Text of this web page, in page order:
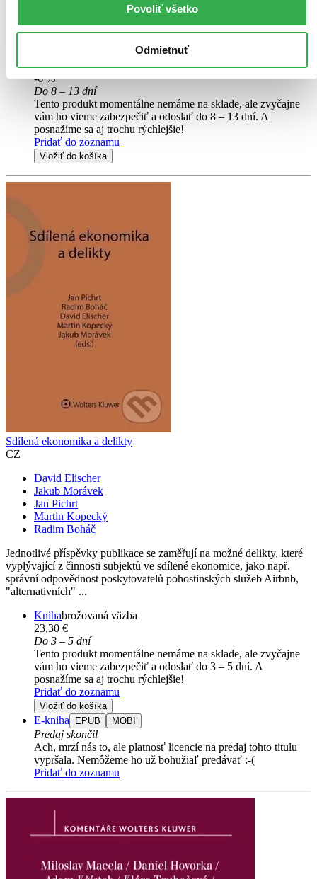
Povoliť všetko
Odmietnuť
odměňování. Nabízí komplexní pohled na problematiku
odměňování a majetkových transferů mezi společností a jejími
společníky, přičemž zohledňuje systémové a funkční vazby mezi...
brožovaná väzba
34,73 €
-6 %
Do 8 – 13 dní
Tento produkt momentálne nemáme na sklade, ale zvyčajne
vám ho vieme zabezpečiť a odoslať do 8 – 13 dní. A
posnažíme sa aj trochu rýchlejšie!
Pridať do zoznamu
Vložiť do košíka
Sdílená ekonomika a delikty
CZ
David Elischer
Jakub Morávek
Jan Pichrt
Martin Kopecký
Radim Boháč
Jednotlivé příspěvky publikace se zaměřují na možné delikty, které
vyplývající z činnosti subjektů ve sdílené ekonomice, jako např.
správní odpovědnost poskytovatelů pohostinských služeb Airbnb,
"alternativních" ...
Knihabrožovaná väzba
23,30 €
Do 3 – 5 dní
Tento produkt momentálne nemáme na sklade, ale zvyčajne
vám ho vieme zabezpečiť a odoslať do 3 – 5 dní. A
posnažíme sa aj trochu rýchlejšie!
Pridať do zoznamu
Vložiť do košíka
E-kniha EPUB MOBI
Predaj skončil
Ach, mrzí nás to, ale platnosť licencie na predaj tohto titulu
vypršala. Nemôžeme ho už bohužiaľ predávať :-(
Pridať do zoznamu